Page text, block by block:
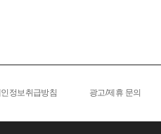
정보취급방침 광고/제휴 문의